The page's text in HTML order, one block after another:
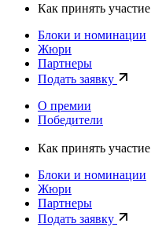
Как принять участие
Блоки и номинации
Жюри
Партнеры
Подать заявку
О премии
Победители
Как принять участие
Блоки и номинации
Жюри
Партнеры
Подать заявку